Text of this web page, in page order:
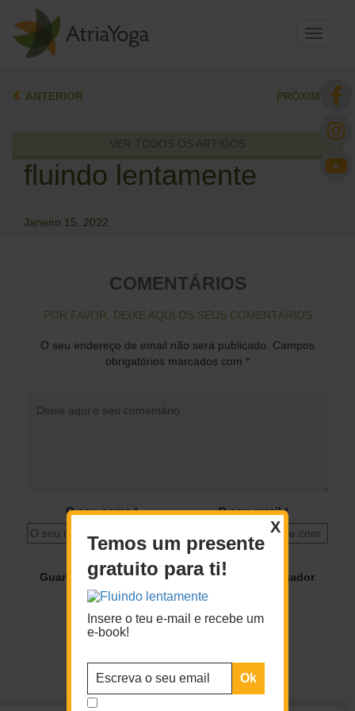
Toggle
ANTERIOR PRÓXIMO
VER TODOS OS ARTIGOS
fluindo lentamente
Janeiro 15, 2022
COMENTÁRIOS
POR FAVOR, DEIXE AQUI OS SEUS COMENTÁRIOS
O seu endereço de email não será publicado.
Campos
obrigatórios marcados com *
O seu nome * O seu email *
Guardar o meu nome, email e site neste navegador
para a próxima vez que eu comentar.
Temos um presente
gratuito para ti!
Insere o teu e-mail e recebe um
e-book!
X